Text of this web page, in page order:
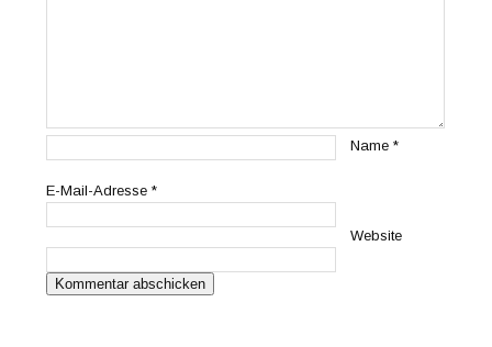
Name*
E-Mail-Adresse*
Website